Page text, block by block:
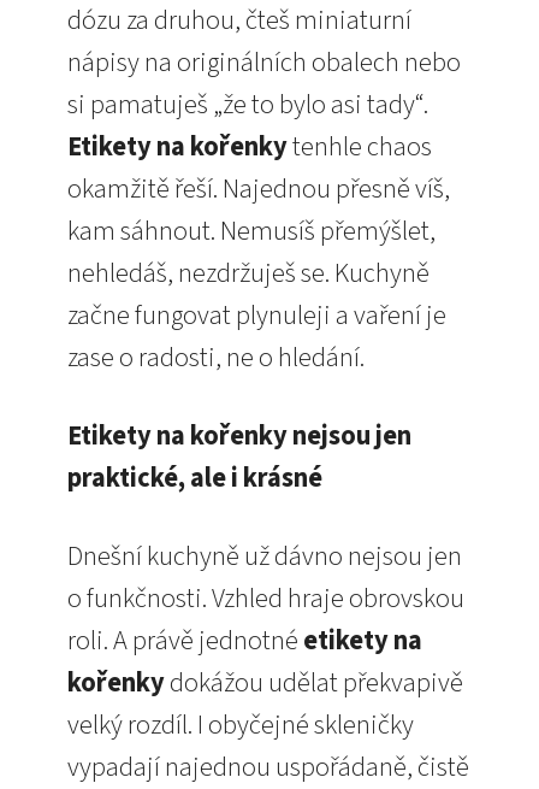
dózu za druhou, čteš miniaturní
nápisy na originálních obalech nebo
si pamatuješ „že to bylo asi tady“.
Etikety na kořenkytenhle chaos
okamžitě řeší. Najednou přesně víš,
kam sáhnout. Nemusíš přemýšlet,
nehledáš, nezdržuješ se. Kuchyně
začne fungovat plynuleji a vaření je
zase o radosti, ne o hledání.
Etikety na kořenky nejsou jen
praktické, ale i krásné
Dnešní kuchyně už dávno nejsou jen
o funkčnosti. Vzhled hraje obrovskou
roli. A právě jednotnéetikety na
kořenkydokážou udělat překvapivě
velký rozdíl. I obyčejné skleničky
vypadají najednou uspořádaně, čistě